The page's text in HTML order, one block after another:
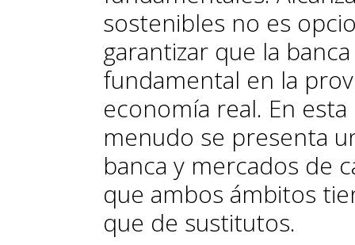
sostenibles no es
garantizar que la
fundamental en la
economía real. En
menudo se presenta
banca y mercados de
que ambos ámbitos
que de sustitutos.